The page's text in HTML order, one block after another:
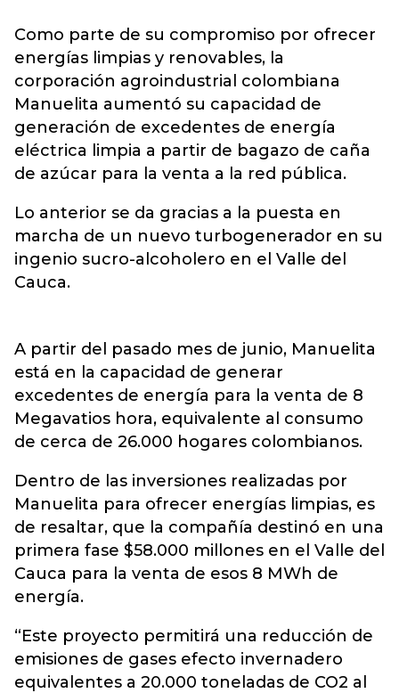
Como parte de su compromiso por ofrecer
energías limpias y renovables, la
corporación agroindustrial colombiana
Manuelita aumentó su capacidad de
generación de excedentes de energía
eléctrica limpia a partir de bagazo de caña
de azúcar para la venta a la red pública.
Lo anterior se da gracias a la puesta en
marcha de un nuevo turbogenerador en su
ingenio sucro-alcoholero en el Valle del
Cauca.
A partir del pasado mes de junio, Manuelita
está en la capacidad de generar
excedentes de energía para la venta de 8
Megavatios hora, equivalente al consumo
de cerca de 26.000 hogares colombianos.
Dentro de las inversiones realizadas por
Manuelita para ofrecer energías limpias, es
de resaltar, que la compañía destinó en una
primera fase $58.000 millones en el Valle del
Cauca para la venta de esos 8 MWh de
energía.
“Este proyecto permitirá una reducción de
emisiones de gases efecto invernadero
equivalentes a 20.000 toneladas de CO2 al